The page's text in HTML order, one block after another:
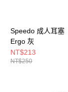
Speedo 成人耳塞
Ergo 灰
NT$213
NT$250